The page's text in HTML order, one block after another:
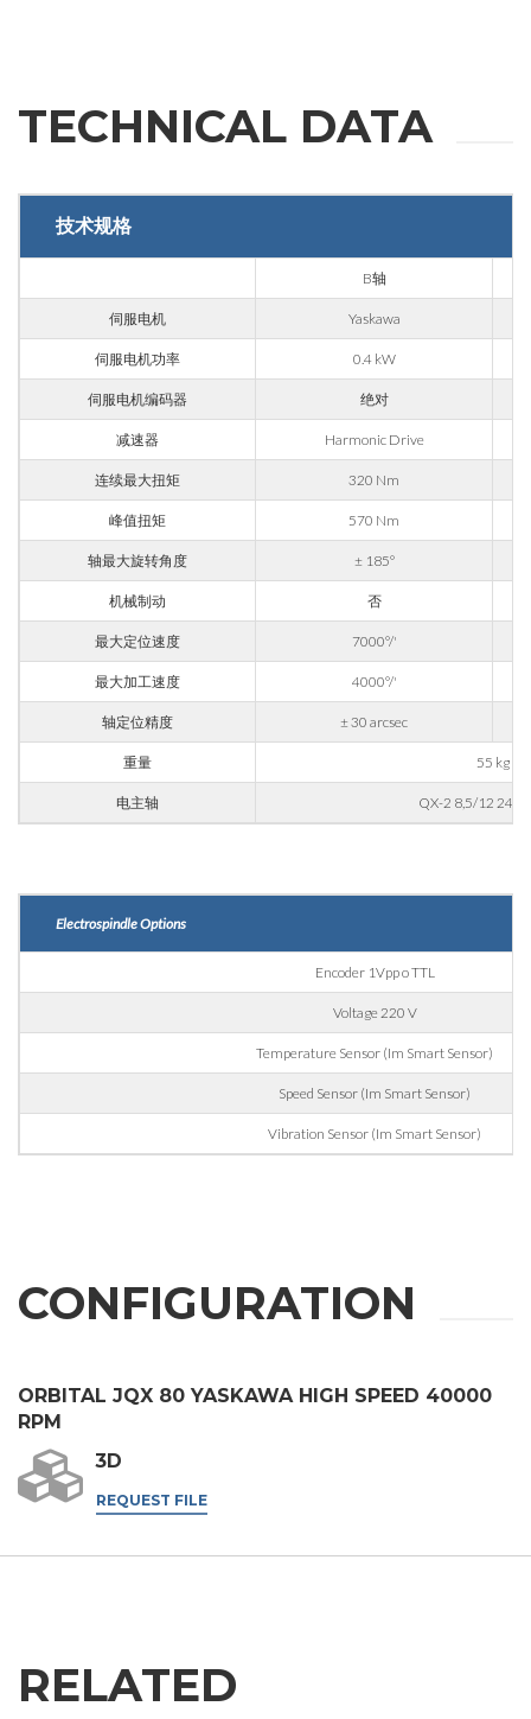
应用领域
外壳加工
雕刻
铝材加工
金属加工
火车
航空 & 汽车
汽车
船舶
信息
我同意
根据第196/03号法令、第679/2016号通用数据保护条例
（GDPR）及适用法律处理个人数据。
GDPR* 授权我在此同意按照隐私政策处理我的个人数据。
营销授权
我在此同意按照隐私政策处理我的个人数据用于营销目
第三方授权
我特此授权将我的个人数据传递给第三方，包括集团内的公
司和/或集团外的外部第三方，例如行业运营商，用于其营
* 如不接受该条款，我们将无法处理您的请求
TECHNICAL DATA
技术规格
B轴
伺服电机 Yaskawa
伺服电机功率 0.4 kW
伺服电机编码器 绝对
减速器 Harmonic Drive
连续最大扭矩 320 Nm
峰值扭矩 570 Nm
轴最大旋转角度 ± 185°
机械制动 否
最大定位速度 7000°/'
最大加工速度 4000°/'
轴定位精度 ± 30 arcsec
重量 55 kg
电主轴 QX-2 8,5/12 24
Electrospindle Options
Encoder 1Vpp o TTL
Voltage 220 V
Temperature Sensor (Im Smart Sensor)
Speed Sensor (Im Smart Sensor)
Vibration Sensor (Im Smart Sensor)
CONFIGURATION
ORBITAL JQX 80 YASKAWA HIGH SPEED 40000
RPM
3D
REQUEST FILE
RELATED